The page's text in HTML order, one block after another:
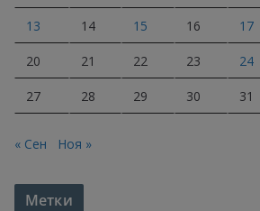
13 14 15 16 17
20 21 22 23 24
27 28 29 30 31
« Сен Ноя »
Метки